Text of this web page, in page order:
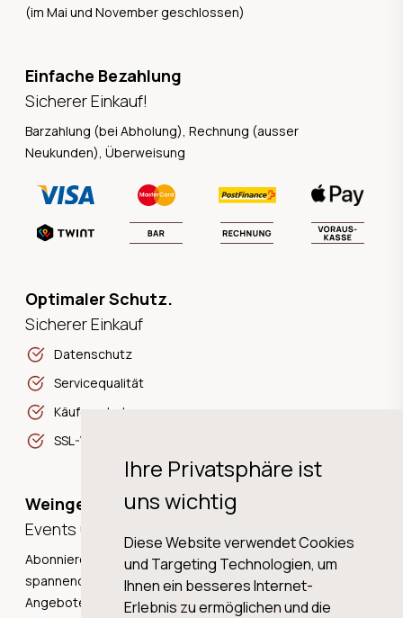
Ihre Privatsphäre ist
uns wichtig
Diese Website verwendet Cookies
und Targeting Technologien, um
Ihnen ein besseres Internet-
Erlebnis zu ermöglichen und die
(im Mai und November geschlossen)
Einfache Bezahlung
Sicherer Einkauf!
Barzahlung (bei Abholung), Rechnung (ausser
Neukunden), Überweisung
Optimaler Schutz.
Sicherer Einkauf
Datenschutz
Servicequalität
Käuferschutz
SSL-Verschlüsselung
Weingeschichten,
Events und Neuigkeiten!
Abonnieren Sie unseren Newsletter und erhalten Sie
spannende Weingeschichten, Neuigkeiten und tolle
Angebote direkt in Ihre Mailbox.